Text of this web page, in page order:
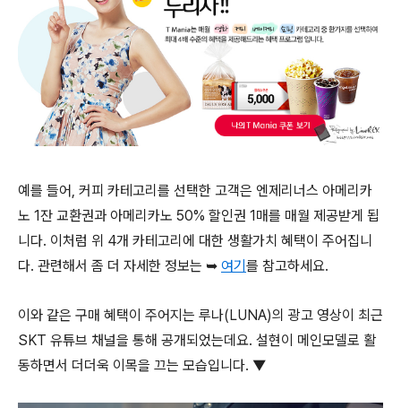
예를 들어, 커피 카테고리를 선택한 고객은 엔제리너스 아메리카
노 1잔 교환권과 아메리카노 50% 할인권 1매를 매월 제공받게 됩
니다. 이처럼 위 4개 카테고리에 대한 생활가치 혜택이 주어집니
다. 관련해서 좀 더 자세한 정보는 ➥ 여기를 참고하세요.
이와 같은 구매 혜택이 주어지는 루나(LUNA)의 광고 영상이 최근
SKT 유튜브 채널을 통해 공개되었는데요. 설현이 메인모델로 활
동하면서 더더욱 이목을 끄는 모습입니다. ▼